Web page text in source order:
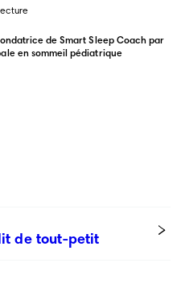
de Smart Sleep Coach par
en sommeil pédiatrique
de tout-petit